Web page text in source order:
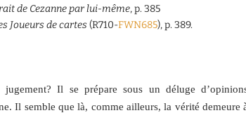
de Cezanne par lui-même, p. 385
Joueurs de cartes(R710-FWN685), p. 389.
Il se prépare sous un déluge
Il semble que là, comme ailleurs, la vérité demeure